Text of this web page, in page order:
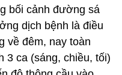
bối cảnh đường sá
dịch bệnh là điều
về đêm, nay toàn
3 ca (sáng, chiều, tối)